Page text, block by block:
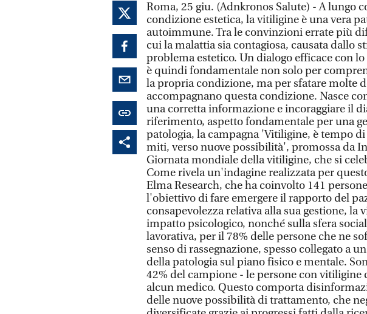
Roma, 25 giu. (Adnkronos Salute) - A lungo
condizione estetica, la vitiligine è una vera
autoimmune. Tra le convinzioni errate più
cui la malattia sia contagiosa, causata dallo
problema estetico. Un dialogo efficace con
è quindi fondamentale non solo per
la propria condizione, ma per sfatare molte
accompagnano questa condizione. Nasce
una corretta informazione e incoraggiare il
riferimento, aspetto fondamentale per una
patologia, la campagna 'Vitiligine, è tempo
miti, verso nuove possibilità', promossa da
Giornata mondiale della vitiligine, che si
Come rivela un'indagine realizzata per
Elma Research, che ha coinvolto 141
l'obiettivo di fare emergere il rapporto del
consapevolezza relativa alla sua gestione,
impatto psicologico, nonché sulla sfera
lavorativa, per il 78% delle persone che ne
senso di rassegnazione, spesso collegato a
della patologia sul piano fisico e mentale.
42% del campione - le persone con vitiligine
alcun medico. Questo comporta
delle nuove possibilità di trattamento, che